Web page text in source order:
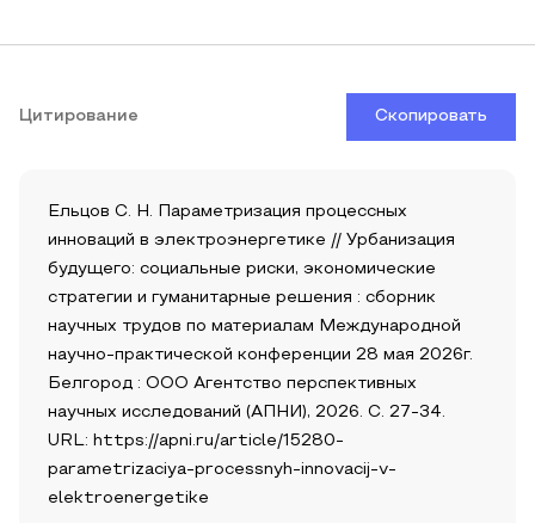
Цитирование Скопировать
Ельцов С. Н. Параметризация процессных
инноваций в электроэнергетике // Урбанизация
будущего: социальные риски, экономические
стратегии и гуманитарные решения : сборник
научных трудов по материалам Международной
научно-практической конференции 28 мая 2026г.
Белгород : ООО Агентство перспективных
научных исследований (АПНИ), 2026. С. 27-34.
URL: https://apni.ru/article/15280-
parametrizaciya-processnyh-innovacij-v-
elektroenergetike